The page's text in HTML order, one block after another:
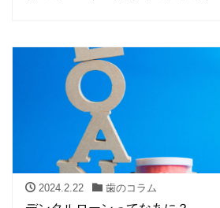
2024.2.22 歯のコラム